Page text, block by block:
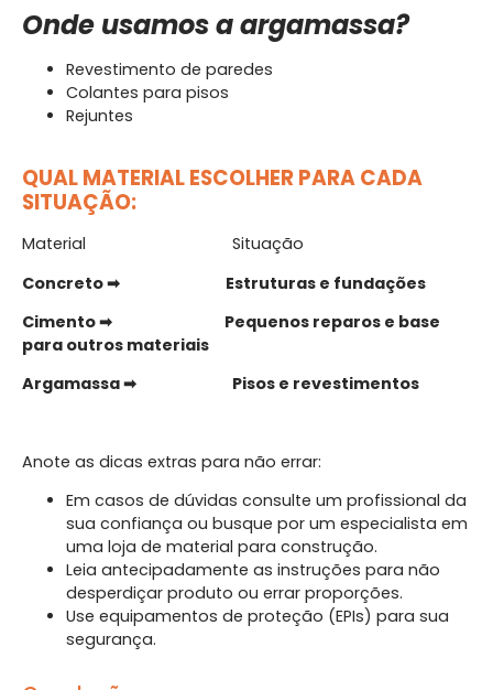
Onde usamos a argamassa?
Revestimento de paredes
Colantes para pisos
Rejuntes
QUAL MATERIAL ESCOLHER PARA CADA
SITUAÇÃO:
Material
Situação
Concreto ➡ Estruturas e fundações
Cimento ➡ Pequenos reparos e base
para outros materiais
Argamassa ➡ Pisos e revestimentos
Anote as dicas extras para não errar:
Em casos de dúvidas consulte um profissional da
sua confiança ou busque por um especialista em
uma loja de material para construção.
Leia antecipadamente as instruções para não
desperdiçar produto ou errar proporções.
Use equipamentos de proteção (EPIs) para sua
segurança.